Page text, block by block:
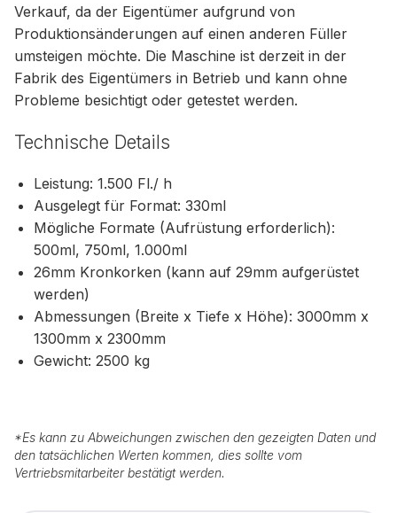
Verkauf, da der Eigentümer aufgrund von
Produktionsänderungen auf einen anderen Füller
umsteigen möchte. Die Maschine ist derzeit in der
Fabrik des Eigentümers in Betrieb und kann ohne
Probleme besichtigt oder getestet werden.
Technische Details
Leistung: 1.500 Fl./ h
Ausgelegt für Format: 330ml
Mögliche Formate (Aufrüstung erforderlich):
500ml, 750ml, 1.000ml
26mm Kronkorken (kann auf 29mm aufgerüstet
werden)
Abmessungen (Breite x Tiefe x Höhe): 3000mm x
1300mm x 2300mm
Gewicht: 2500 kg
*Es kann zu Abweichungen zwischen den gezeigten Daten und
den tatsächlichen Werten kommen, dies sollte vom
Vertriebsmitarbeiter bestätigt werden.